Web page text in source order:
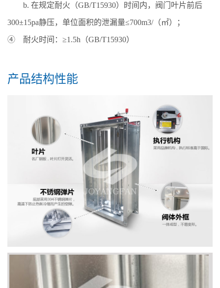
b. 在规定耐火（GB/T15930）时间内，阀门叶片前后
300±15pa静压，单位面积的泄漏量≤700m3/（㎡）；
④ 耐火时间：≥1.5h（GB/T15930）
产品结构性能